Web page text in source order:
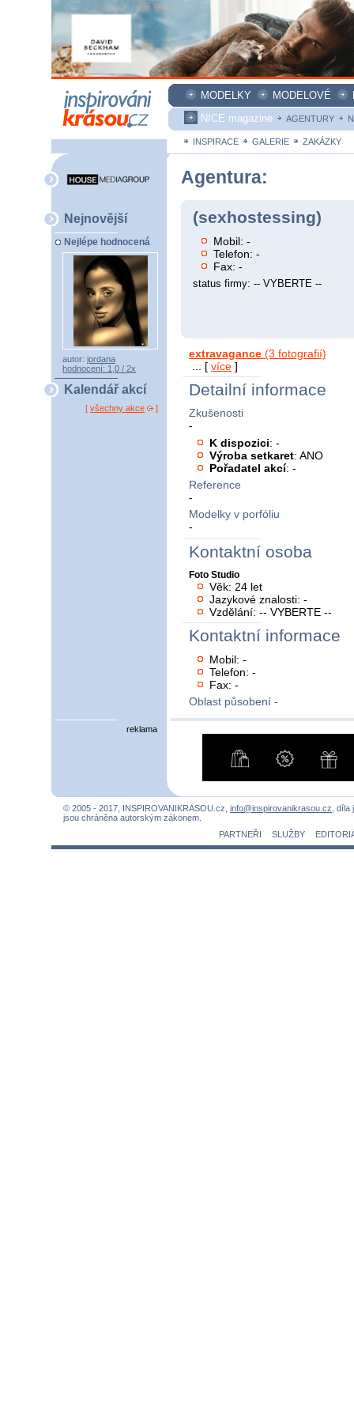
MODELKY MODELOVÉ
NICE magazine
AGENTURY
INSPIRACE GALERIE ZAKÁZKY
Nejnovější
Nejlépe hodnocená
autor: jordana
hodnocení: 1,0 / 2x
Kalendář akcí
[ všechny akce ]
Agentura:
(sexhostessing)
Mobil: -
Telefon: -
Fax: -
status firmy: -- VYBERTE --
extravagance (3 fotografií)
... [ více ]
Detailní informace
Zkušenosti
-
K dispozici: -
Výroba setkaret: ANO
Pořadatel akcí: -
Reference
-
Modelky v porfóliu
-
Kontaktní osoba
Foto Studio
Věk: 24 let
Jazykové znalosti: -
Vzdělání: -- VYBERTE --
Kontaktní informace
Mobil: -
Telefon: -
Fax: -
Oblast působení -
reklama
© 2005 - 2017, INSPIROVANIKRASOU.cz, info@inspirovanikrasou.cz ,
jsou chráněna autorským zákonem.
PARTNEŘI
SLUŽBY